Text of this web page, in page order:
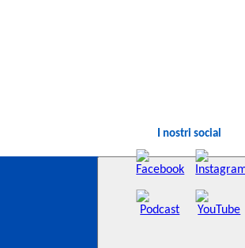
I nostri social